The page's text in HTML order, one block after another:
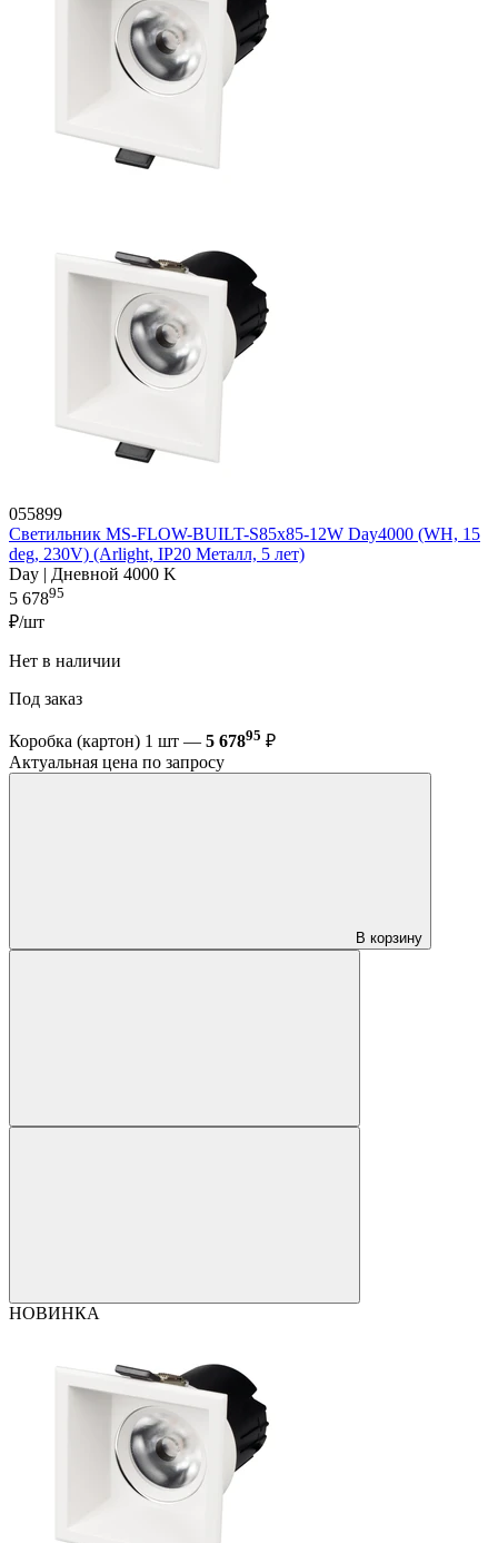
055899
Светильник MS-FLOW-BUILT-S85x85-12W Day4000 (WH, 15
deg, 230V) (Arlight, IP20 Металл, 5 лет)
Day | Дневной 4000 K
5 67895
₽/шт
Нет в наличии
Под заказ
Коробка (картон) 1 шт — 5 67895 ₽
Актуальная цена по запросу
В корзину
НОВИНКА